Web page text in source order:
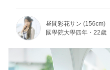
昼間彩花サン (156cm)
國學院大學四年・22歳